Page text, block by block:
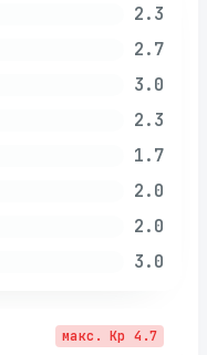
2.3
2.7
3.0
2.3
1.7
2.0
2.0
3.0
макс. Kp 4.7